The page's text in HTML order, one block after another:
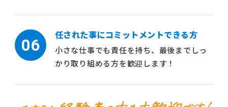
06 任された事にコミットメントできる方
小さな仕事でも責任を持ち、最後までしっ
かり取り組める方を歓迎します！